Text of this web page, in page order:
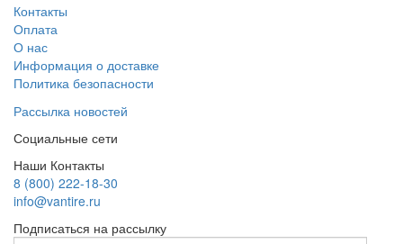
Контакты
Оплата
О нас
Информация о доставке
Политика безопасности
Рассылка новостей
Социальные сети
Наши Контакты
8 (800) 222-18-30
info@vantire.ru
Подписаться на рассылку